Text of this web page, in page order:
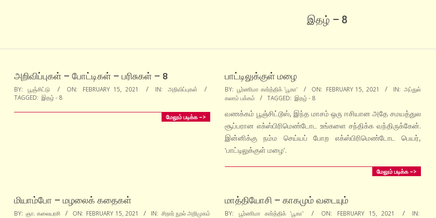
இதழ் – 8
அறிவிப்புகள் – போட்டிகள் – பரிசுகள் – 8
2021-
02-
15
BY: பூஞ்சிட்டு ON: FEBRUARY 15, 2021 IN:
அறிவிப்புகள்
TAGGED: இதழ் - 8
மேலும் படிக்க –>
பாட்டிலுக்குள் மழை
2021-
02-
15
BY: பூர்ணிமா கார்த்திக் 'பூகா' ON: FEBRUARY 15, 2021 IN: அப்துல்
கலாம் பக்கம்
TAGGED: இதழ் - 8
வணக்கம் பூஞ்சிட்டூஸ், இந்த மாசம் ஒரு ஈசியான அதே சமயத்துல
சூப்பரான எக்ஸ்பிரிமெண்டோட உங்களை சந்திக்க வந்திருக்கேன்.
இன்னிக்கு நம்ம செய்யப் போற எக்ஸ்பிரிமெண்டோட பெயர்,
‘பாட்டிலுக்குள் மழை’.
மேலும் படிக்க –>
மியாம்போ – மழலைக் கதைகள்
2021-
BY: ஞா. கலையரசி ON: FEBRUARY 15, 2021 IN: சிறார் நூல் அறிமுகம்
மாத்தியோசி – காகமும் வடையும்
2021-
BY: பூர்ணிமா கார்த்திக் 'பூகா' ON: FEBRUARY 15, 2021 IN: